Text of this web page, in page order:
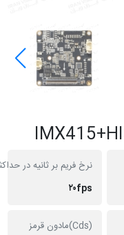
نرخ فریم بر ثانیه در حداکثر رزولیشن